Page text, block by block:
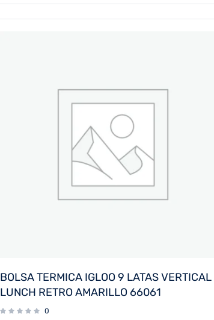
BOLSA TERMICA IGLOO 9 LATAS VERTICAL
LUNCH RETRO AMARILLO 66061
0